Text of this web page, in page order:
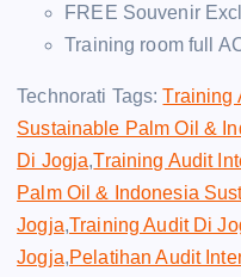
FREE Souvenir
Training room full
Technorati Tags:Training
Sustainable Palm Oil &
Di Jogja,Training Audit
Palm Oil & Indonesia
Jogja,Training Audit Di
Jogja,Pelatihan Audit